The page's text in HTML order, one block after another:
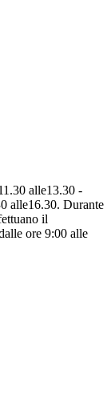
alle13.30 -
alle16.30. Durante
il
ore 9:00 alle